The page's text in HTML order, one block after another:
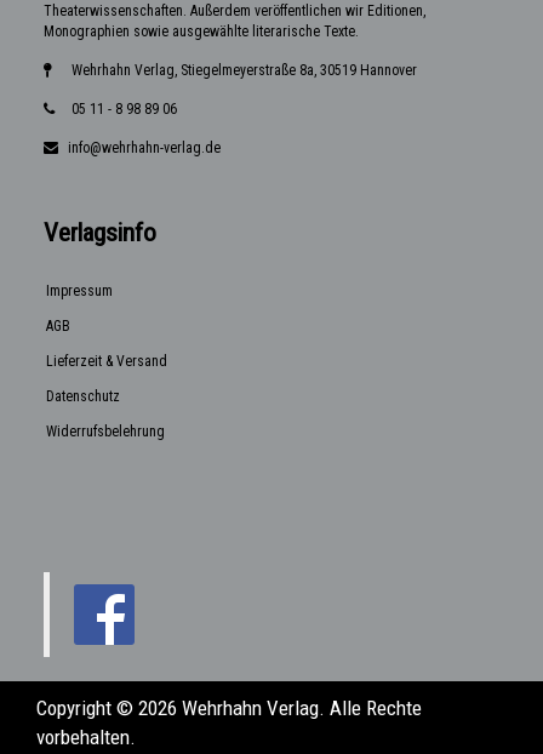
Theaterwissenschaften. Außerdem veröffentlichen wir Editionen,
Monographien sowie ausgewählte literarische Texte.
Wehrhahn Verlag, Stiegelmeyerstraße 8a, 30519 Hannover
05 11 - 8 98 89 06
info@wehrhahn-verlag.de
Verlagsinfo
Impressum
AGB
Lieferzeit & Versand
Datenschutz
Widerrufsbelehrung
Copyright © 2026 Wehrhahn Verlag. Alle Rechte
vorbehalten.